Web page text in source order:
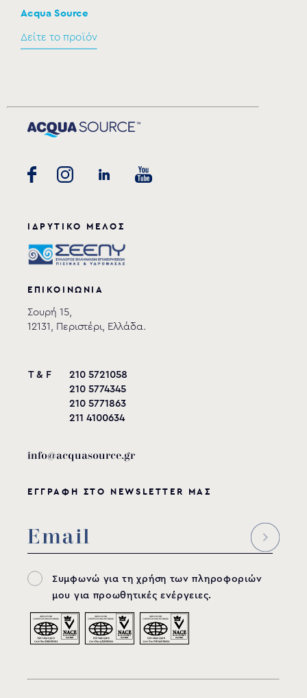
Acqua Source
Δείτε το προϊόν
ΙΔΡΥΤΙΚΟ ΜΕΛΟΣ
ΕΠΙΚΟΙΝΩΝΙΑ
Σουρή 15,
12131, Περιστέρι, Ελλάδα.
T & F
210 5721058
210 5774345
210 5771863
211 4100634
info@acquasource.gr
ΕΓΓΡΑΦΗ ΣΤΟ NEWSLETTER ΜΑΣ
Συμφωνώ για τη χρήση των πληροφοριών
μου για προωθητικές ενέργειες.